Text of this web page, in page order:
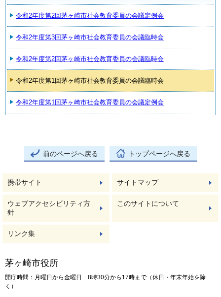
令和2年度第2回茅ヶ崎市社会教育委員の会議定例会
令和2年度第3回茅ヶ崎市社会教育委員の会議臨時会
令和2年度第2回茅ヶ崎市社会教育委員の会議臨時会
令和2年度第1回茅ヶ崎市社会教育委員の会議臨時会
令和2年度第1回茅ヶ崎市社会教育委員の会議定例会
前のページへ戻る トップページへ戻る
携帯サイト サイトマップ
ウェブアクセシビリティ方
針
このサイトについて
リンク集
茅ヶ崎市役所
開庁時間：月曜日から金曜日 8時30分から17時まで（休日・年末年始を除
く）